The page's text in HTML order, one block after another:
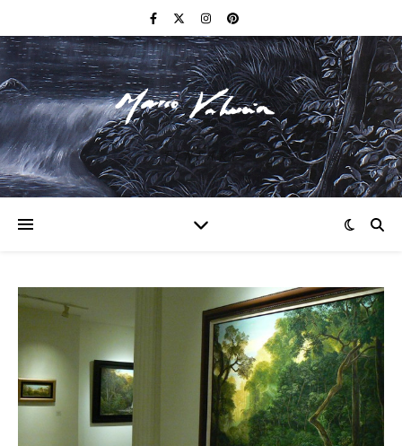
F I N E A R T